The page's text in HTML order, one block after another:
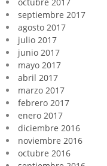
octubre 2017
septiembre 2017
agosto 2017
julio 2017
junio 2017
mayo 2017
abril 2017
marzo 2017
febrero 2017
enero 2017
diciembre 2016
noviembre 2016
octubre 2016